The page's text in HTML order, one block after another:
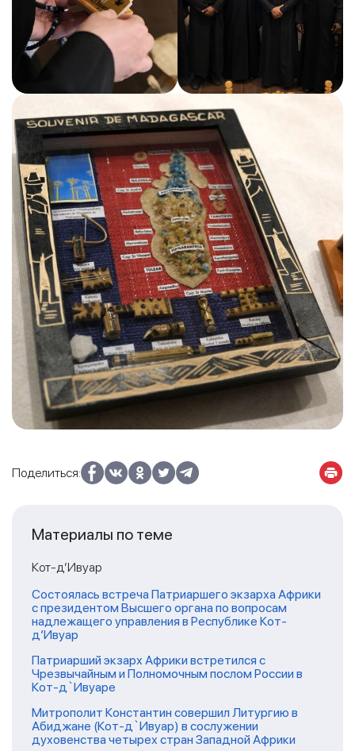
Поделиться:
Материалы по теме
Кот-д’Ивуар
Состоялась встреча Патриаршего экзарха Африки
с президентом Высшего органа по вопросам
надлежащего управления в Республике Кот-
д’Ивуар
Патриарший экзарх Африки встретился с
Чрезвычайным и Полномочным послом России в
Кот-д`Ивуаре
Митрополит Константин совершил Литургию в
Абиджане (Кот-д`Ивуар) в сослужении
духовенства четырех стран Западной Африки